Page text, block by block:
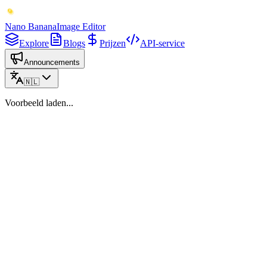
Nano BananaImage Editor
Explore
Blogs Prijzen API-service
Announcements
🇳🇱
Voorbeeld laden...